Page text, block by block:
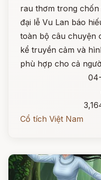
rau thơm trong
đại lễ Vu Lan báo
toàn bộ câu chuyện
kể truyền cảm và
phù hợp cho cả
Cổ tích Việt Nam